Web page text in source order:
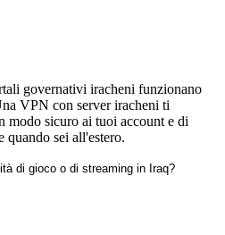
governativi iracheni funzionano
VPN con server iracheni ti
modo sicuro ai tuoi account e di
sei all'estero.
di gioco o di streaming in Iraq?